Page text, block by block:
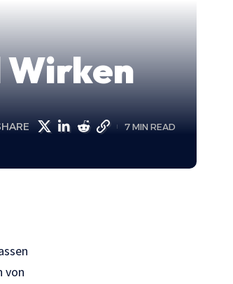
Wirken
7 MIN READ
von